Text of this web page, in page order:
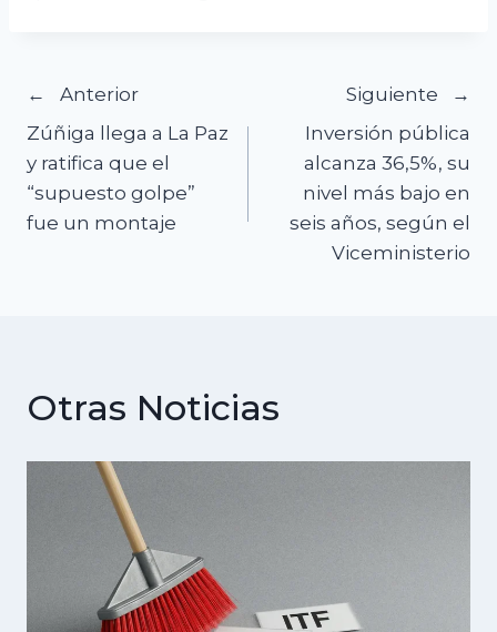
Navegación
de
entradas
Anterior
Zúñiga llega a La Paz
y ratifica que el
“supuesto golpe”
fue un montaje
Siguiente
Inversión pública
alcanza 36,5%, su
nivel más bajo en
seis años, según el
Viceministerio
Otras Noticias